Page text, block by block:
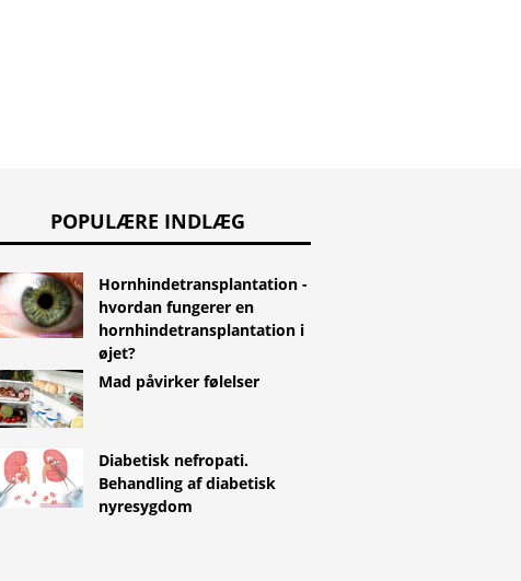
POPULÆRE INDLÆG
Hornhindetransplantation -
hvordan fungerer en
hornhindetransplantation i
øjet?
Mad påvirker følelser
Diabetisk nefropati.
Behandling af diabetisk
nyresygdom